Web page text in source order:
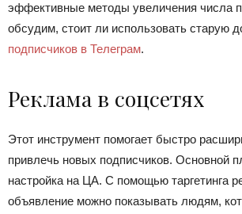
эффективные методы увеличения числа
обсудим, стоит ли использовать старую
подписчиков в Телеграм.
Реклама в соцсетях
Этот инструмент помогает быстро
привлечь новых подписчиков. Основной
настройка на ЦА. С помощью таргетинга
объявление можно показывать людям,